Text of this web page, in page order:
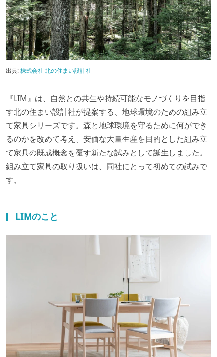
出典:株式会社 北の住まい設計社
『LIM』は、自然との共生や持続可能なモノづくりを目指
す北の住まい設計社が提案する、地球環境のための組み立
て家具シリーズです。森と地球環境を守るために何ができ
るのかを改めて考え、安価な大量生産を目的とした組み立
て家具の既成概念を覆す新たな試みとして誕生しました。
組み立て家具の取り扱いは、同社にとって初めての試みで
す。
LIMのこと